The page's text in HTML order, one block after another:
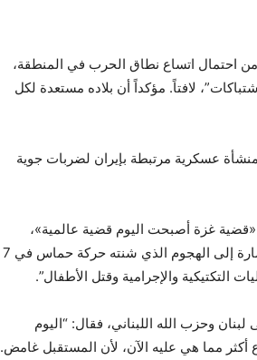
احتمال اتساع نطاق الحرب في المنطقة،
لافتاً. مؤكداً أن بلاده مستعدة لكل
عسكرية مرتبطة بإيران لضربات جوية
«قضية غزة أصبحت اليوم قضية عالمية»،
متحدثاً عن «انتصار استراتيجي كبير للمقاتلين الفلسطينيين»، في إشارة إلى الهجوم الذي شنته حركة حماس في 7
التكتيكية والإجرامية وقتل الأطفال”.
وحزب الله اللبناني، فقال: “اليوم
مما هي عليه الآن، لأن المستقبل غامض.